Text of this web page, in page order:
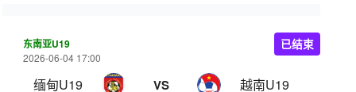
东南亚U19
2026-06-04 17:00
缅甸U19 VS 越南U19
已结束